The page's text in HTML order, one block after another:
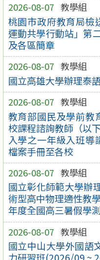
2026-08-07 教學組
桃園市政府教育局檢
運動共學行動站」第
及各區簡章
2026-08-07 教學組
國立高雄大學辦理泰
2026-08-07 教學組
教育部國民及學前教
校課程諮詢教師（以
入學之一年級入班導
檔案手冊至各校
2026-08-07 教學組
國立彰化師範大學辦
術型高中物理適性教
年度全國高三暑假學
2026-08-07 教學組
國立中山大學外國語